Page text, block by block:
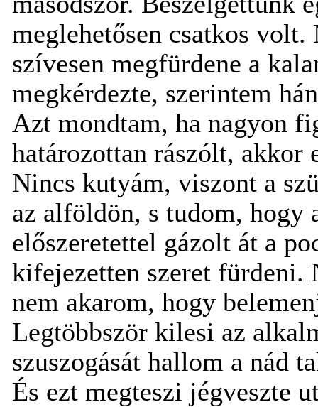
meglehetősen csatkos
szívesen megfürdene a
megkérdezte, szerintem
Azt mondtam, ha nagyon
határozottan rászólt,
Nincs kutyám, viszont a
az alföldön, s tudom, hogy
előszeretettel gázolt át a
kifejezetten szeret fürdeni.
nem akarom, hogy
Legtöbbször kilesi az
szuszogását hallom a nád
És ezt megteszi jégveszte